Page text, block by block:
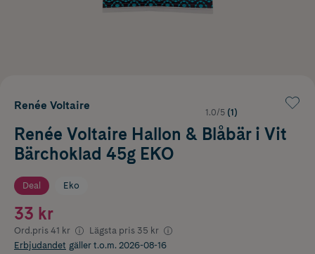
Renée Voltaire
1.0/5 (1)
Renée Voltaire Hallon & Blåbär i Vit
Bärchoklad 45g EKO
Deal Eko
33 kr
Ord.pris 41 kr Lägsta pris 35 kr
Erbjudandet gäller t.o.m. 2026-08-16